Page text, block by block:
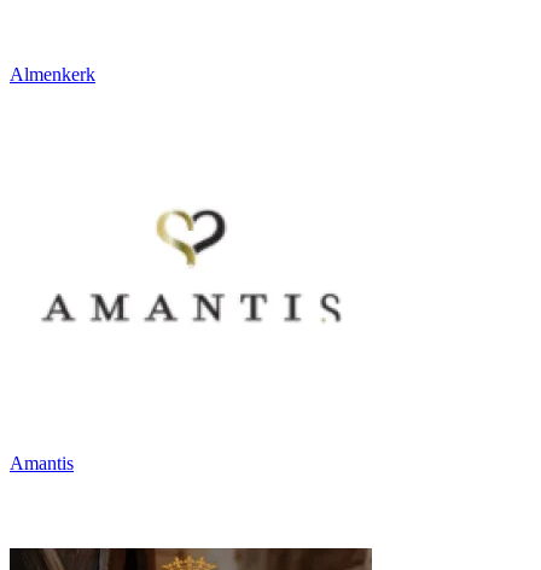
Almenkerk
Amantis